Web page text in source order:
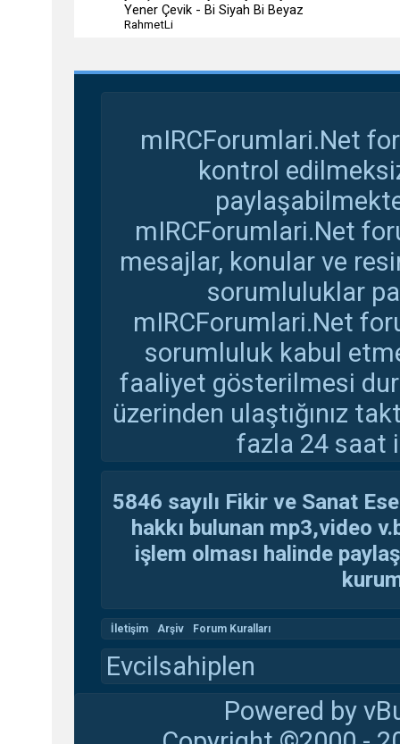
Yener Çevik - Bi Siyah Bi Beyaz
RahmetLi
mIRCForumlari.Net
kontrol
mIRCForumlari.Net
mesajlar, konular ve
sorumluluklar
mIRCForumlari.Net
sorumluluk kabul
faaliyet gösterilmesi
üzerinden ulaştığınız
fazla 24 saat
5846 sayılı Fikir ve Sanat
hakkı bulunan mp3,video
işlem olması halinde
İletişim Arşiv Forum Kuralları
Evcilsahiplen
Powered by